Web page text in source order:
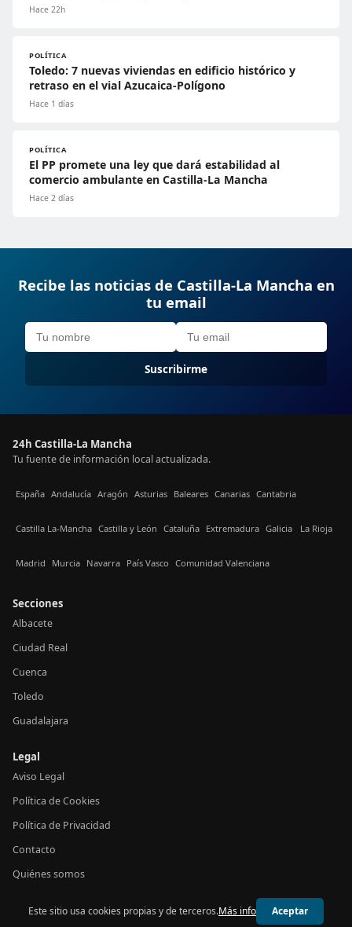
Hace 22h
POLÍTICA
Toledo: 7 nuevas viviendas en edificio histórico y
retraso en el vial Azucaica-Polígono
Hace 1 días
POLÍTICA
El PP promete una ley que dará estabilidad al
comercio ambulante en Castilla-La Mancha
Hace 2 días
Recibe las noticias de Castilla-La Mancha en
tu email
Suscribirme
24h Castilla-La Mancha
Tu fuente de información local actualizada.
España Andalucía Aragón Asturias Baleares Canarias Cantabria
Castilla La-Mancha Castilla y León Cataluña Extremadura Galicia La Rioja
Madrid Murcia Navarra País Vasco Comunidad Valenciana
Secciones
Albacete
Ciudad Real
Cuenca
Toledo
Guadalajara
Legal
Aviso Legal
Política de Cookies
Política de Privacidad
Contacto
Quiénes somos
© 2026 24h Castilla-La Mancha
Este sitio usa cookies propias y de terceros.Más info Aceptar